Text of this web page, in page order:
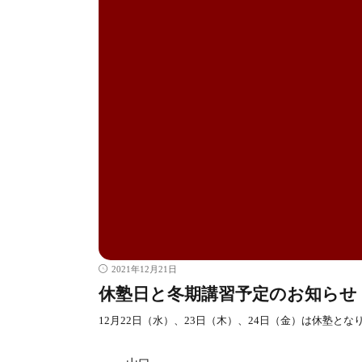
2021年12月21日
休塾日と冬期講習予定のお知らせ
12月22日（水）、23日（木）、24日（金）は休塾と